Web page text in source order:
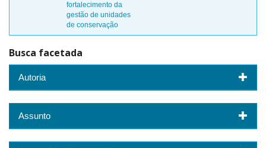
fortalecimento da
gestão de unidades
de conservação
Busca facetada
Autoria
Assunto